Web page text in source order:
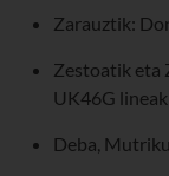
Zarauztik:
Zestoatik eta
UK46G
Deba,